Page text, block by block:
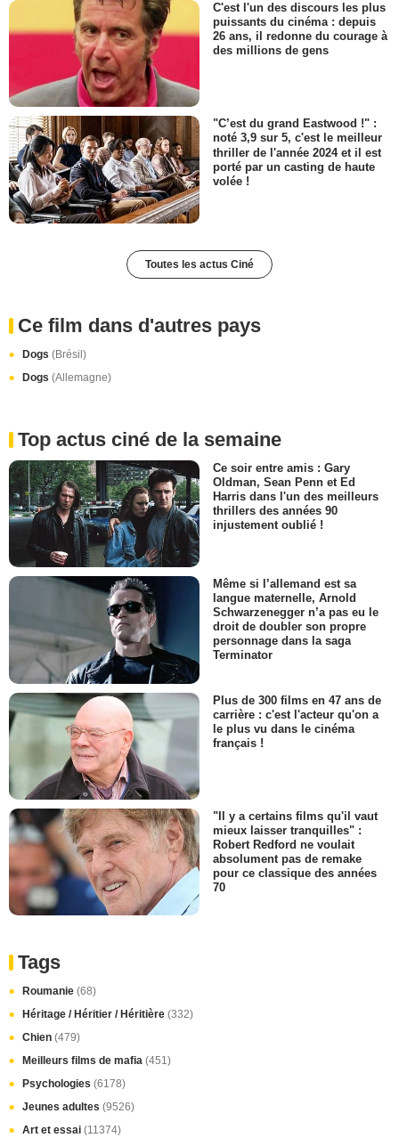
C'est l'un des discours les plus
puissants du cinéma : depuis
26 ans, il redonne du courage à
des millions de gens
"C’est du grand Eastwood !" :
noté 3,9 sur 5, c'est le meilleur
thriller de l'année 2024 et il est
porté par un casting de haute
volée !
Toutes les actus Ciné
Ce film dans d'autres pays
Dogs (Brésil)
Dogs (Allemagne)
Top actus ciné de la semaine
Ce soir entre amis : Gary
Oldman, Sean Penn et Ed
Harris dans l'un des meilleurs
thrillers des années 90
injustement oublié !
Même si l’allemand est sa
langue maternelle, Arnold
Schwarzenegger n’a pas eu le
droit de doubler son propre
personnage dans la saga
Terminator
Plus de 300 films en 47 ans de
carrière : c'est l'acteur qu'on a
le plus vu dans le cinéma
français !
"Il y a certains films qu'il vaut
mieux laisser tranquilles" :
Robert Redford ne voulait
absolument pas de remake
pour ce classique des années
70
Tags
Roumanie (68)
Héritage / Héritier / Héritière (332)
Chien (479)
Meilleurs films de mafia (451)
Psychologies (6178)
Jeunes adultes (9526)
Art et essai (11374)